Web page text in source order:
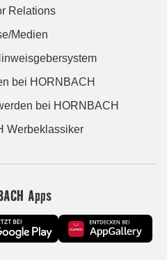
Relations
Medien
bei HORNBACH
bei HORNBACH
Werbeklassiker
Apps